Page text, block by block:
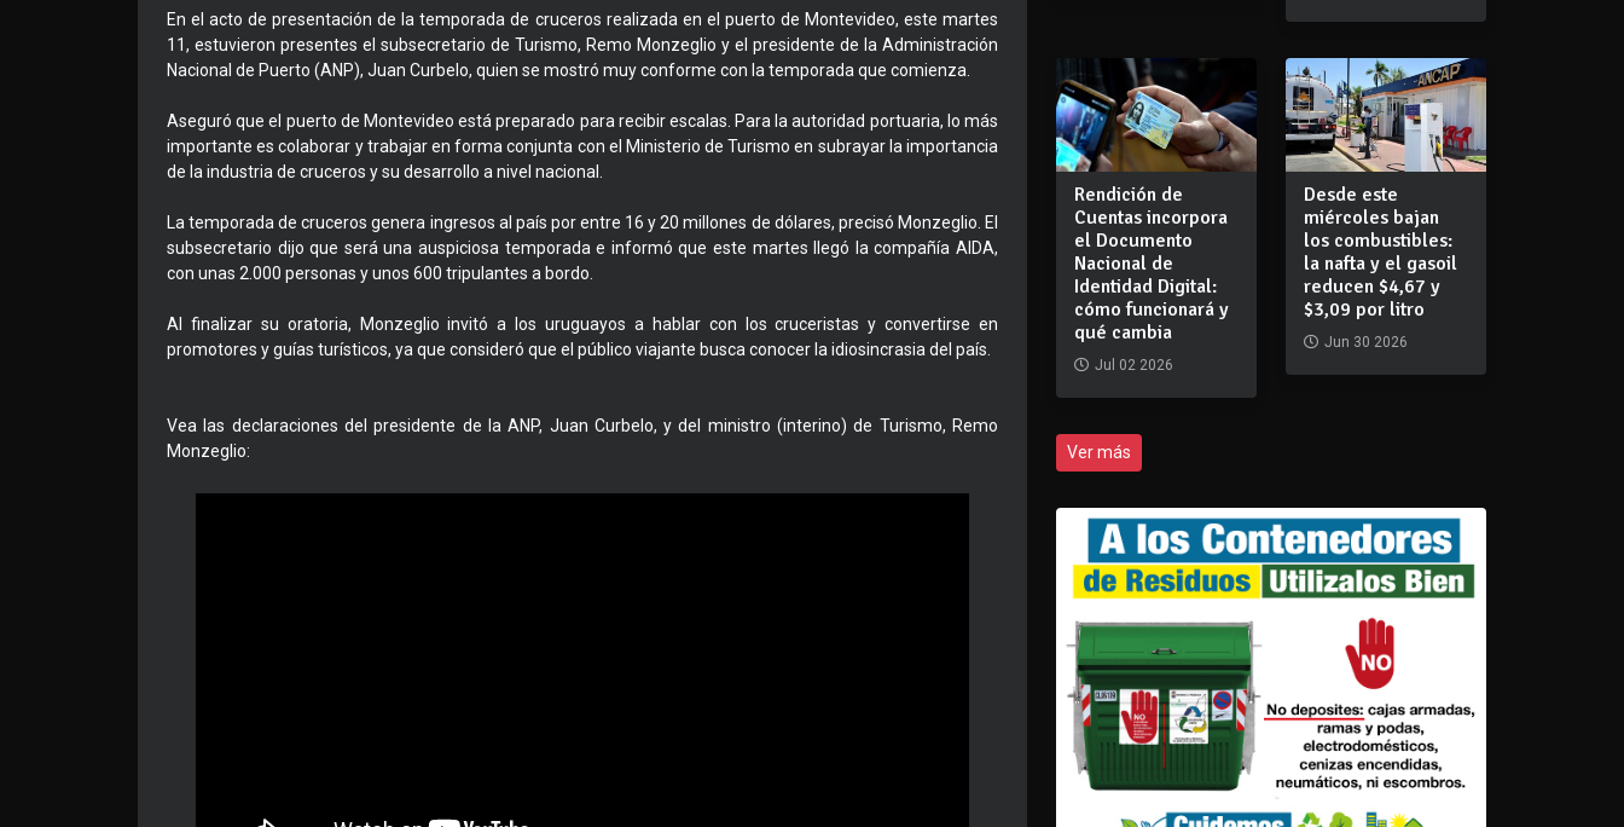
En el acto de presentación de la temporada de cruceros realizada en el puerto de Montevideo, este martes
11, estuvieron presentes el subsecretario de Turismo, Remo Monzeglio y el presidente de la Administración
Nacional de Puerto (ANP), Juan Curbelo, quien se mostró muy conforme con la temporada que comienza.
Aseguró que el puerto de Montevideo está preparado para recibir escalas. Para la autoridad portuaria, lo más
importante es colaborar y trabajar en forma conjunta con el Ministerio de Turismo en subrayar la importancia
de la industria de cruceros y su desarrollo a nivel nacional.
La temporada de cruceros genera ingresos al país por entre 16 y 20 millones de dólares, precisó Monzeglio. El
subsecretario dijo que será una auspiciosa temporada e informó que este martes llegó la compañía AIDA,
con unas 2.000 personas y unos 600 tripulantes a bordo.
Al finalizar su oratoria, Monzeglio invitó a los uruguayos a hablar con los cruceristas y convertirse en
promotores y guías turísticos, ya que consideró que el público viajante busca conocer la idiosincrasia del país.
Vea las declaraciones del presidente de la ANP, Juan Curbelo, y del ministro (interino) de Turismo, Remo
Monzeglio:
Rendición de
Cuentas incorpora
el Documento
Nacional de
Identidad Digital:
cómo funcionará y
qué cambia
Jul 02 2026
Desde este
miércoles bajan
los combustibles:
la nafta y el gasoil
reducen $4,67 y
$3,09 por litro
Jun 30 2026
Ver más